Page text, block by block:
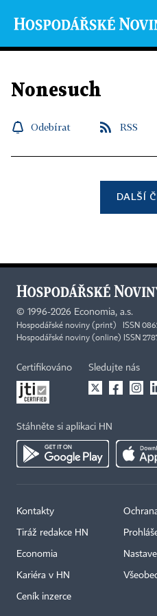
Nonesuch
Odebírat RSS
DALŠÍ
© 1996-2026 Economia, a.s.
Hospodářské noviny (print) ISSN
Hospodářské noviny (online) ISSN
Certifikováno Sledujte nás
Stáhněte si aplikaci HN
Kontakty
Tiráž redakce HN
Economia
Kariéra v HN
Ceník inzerce